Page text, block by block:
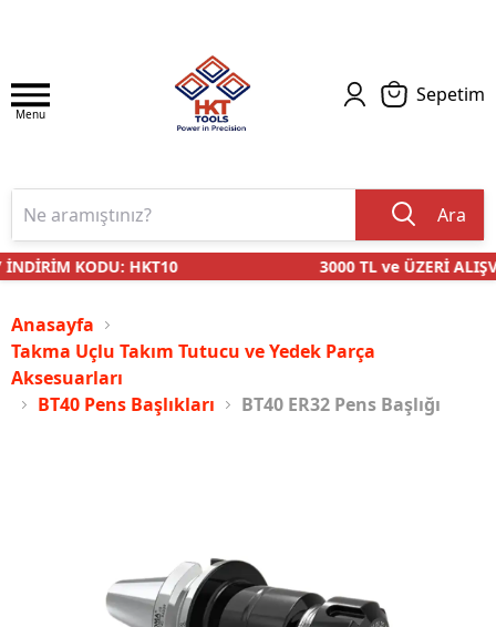
Menu
Sepetim
Ara
KODU: HKT10 3000 TL ve ÜZERİ
Anasayfa
Takma Uçlu Takım Tutucu ve Yedek Parça
Aksesuarları
BT40 Pens Başlıkları
BT40 ER32 Pens Başlığı